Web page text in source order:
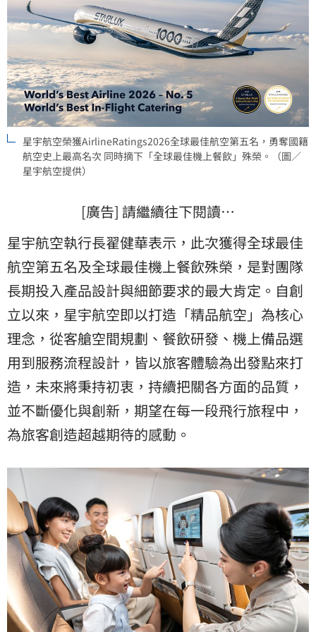
星宇航空榮獲AirlineRatings2026全球最佳航空第五名，勇奪國籍
航空史上最高名次 同時摘下「全球最佳機上餐飲」殊榮。（圖／
星宇航空提供）
[廣告] 請繼續往下閱讀…
星宇航空執行長翟健華表示，此次獲得全球最佳
航空第五名及全球最佳機上餐飲殊榮，是對團隊
長期投入產品設計與細節要求的最大肯定。自創
立以來，星宇航空即以打造「精品航空」為核心
理念，從客艙空間規劃、餐飲研發、機上備品選
用到服務流程設計，皆以旅客體驗為出發點來打
造，未來將秉持初衷，持續把關各方面的品質，
並不斷優化與創新，期望在每一段飛行旅程中，
為旅客創造超越期待的感動。